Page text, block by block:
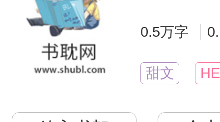
0.5万字
甜文 HE